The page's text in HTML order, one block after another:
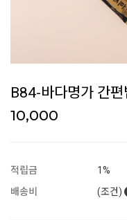
B84-바다명가 간
10,000
적립금
1%
배송비
(조건)